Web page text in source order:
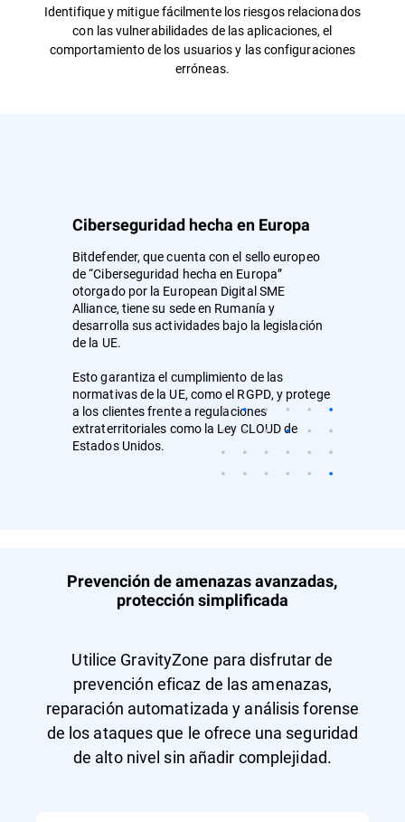
Identifique y mitigue fácilmente los riesgos relacionados
con las vulnerabilidades de las aplicaciones, el
comportamiento de los usuarios y las configuraciones
erróneas.
Ciberseguridad hecha en Europa
Bitdefender, que cuenta con el sello europeo
de “Ciberseguridad hecha en Europa”
otorgado por la European Digital SME
Alliance, tiene su sede en Rumanía y
desarrolla sus actividades bajo la legislación
de la UE.
Esto garantiza el cumplimiento de las
normativas de la UE, como el RGPD, y protege
a los clientes frente a regulaciones
extraterritoriales como la Ley CLOUD de
Estados Unidos.
Prevención de amenazas avanzadas,
protección simplificada
Utilice GravityZone para disfrutar de
prevención eficaz de las amenazas,
reparación automatizada y análisis forense
de los ataques que le ofrece una seguridad
de alto nivel sin añadir complejidad.